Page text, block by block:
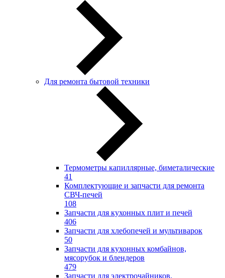
Для ремонта бытовой техники
Термометры капиллярные, биметалические
41
Комплектующие и запчасти для ремонта
СВЧ-печей
108
Запчасти для кухонных плит и печей
406
Запчасти для хлебопечей и мультиварок
50
Запчасти для кухонных комбайнов,
мясорубок и блендеров
479
Запчасти для электрочайников,